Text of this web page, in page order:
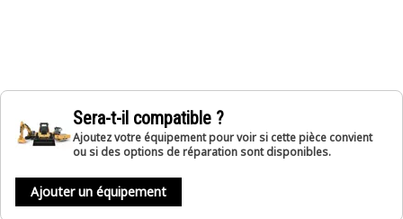
Sera-t-il compatible ?
Ajoutez votre équipement pour voir si cette pièce convient
ou si des options de réparation sont disponibles.
Ajouter un équipement